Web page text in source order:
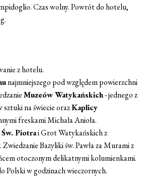
Czas wolny. Powrót do hotelu,
z hotelu.
najmniejszego pod względem powierzchni
Muzeów Watykańskich- jednego z
sztuki na świecie orazKaplicy
freskami Michała Anioła.
Piotrai Grot Watykańskich z
Bazyliki św. Pawła za Murami z
otoczonym delikatnymi kolumienkami.
Polski w godzinach wieczornych.